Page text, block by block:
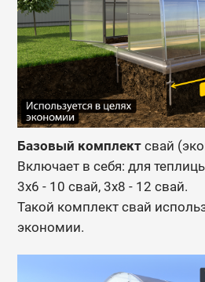
Базовый комплектсвай
Включает в себя: для
3х6 - 10 свай, 3х8 - 12 свай.
Такой комплект свай
экономии.